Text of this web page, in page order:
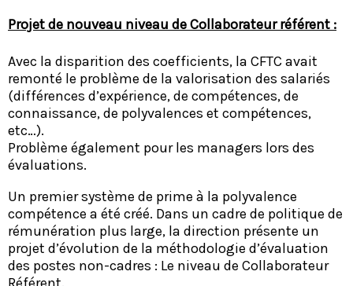
Projet de nouveau niveau de Collaborateur référent :
Avec la disparition des coefficients, la CFTC avait
remonté le problème de la valorisation des salariés
(différences d’expérience, de compétences, de
connaissance, de polyvalences et compétences,
etc…).
Problème également pour les managers lors des
évaluations.
Un premier système de prime à la polyvalence
compétence a été créé. Dans un cadre de politique de
rémunération plus large, la direction présente un
projet d’évolution de la méthodologie d’évaluation
des postes non-cadres : Le niveau de Collaborateur
Référent.